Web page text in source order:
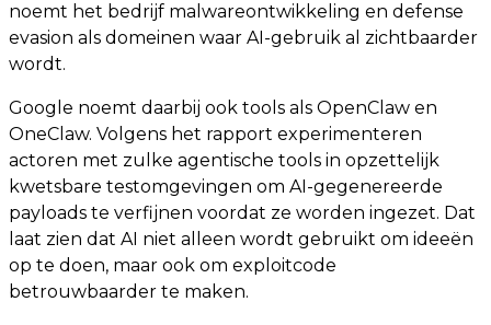
noemt het bedrijf malwareontwikkeling en defense
evasion als domeinen waar AI-gebruik al zichtbaarder
wordt.
Google noemt daarbij ook tools als OpenClaw en
OneClaw. Volgens het rapport experimenteren
actoren met zulke agentische tools in opzettelijk
kwetsbare testomgevingen om AI-gegenereerde
payloads te verfijnen voordat ze worden ingezet. Dat
laat zien dat AI niet alleen wordt gebruikt om ideeën
op te doen, maar ook om exploitcode
betrouwbaarder te maken.